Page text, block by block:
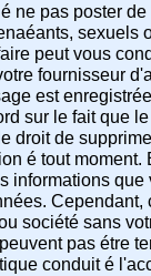
ne pas poster
sexuels
peut vous
fournisseur
est
sur le fait que
droit de
é tout
informations
société sans
pas étre
conduit é